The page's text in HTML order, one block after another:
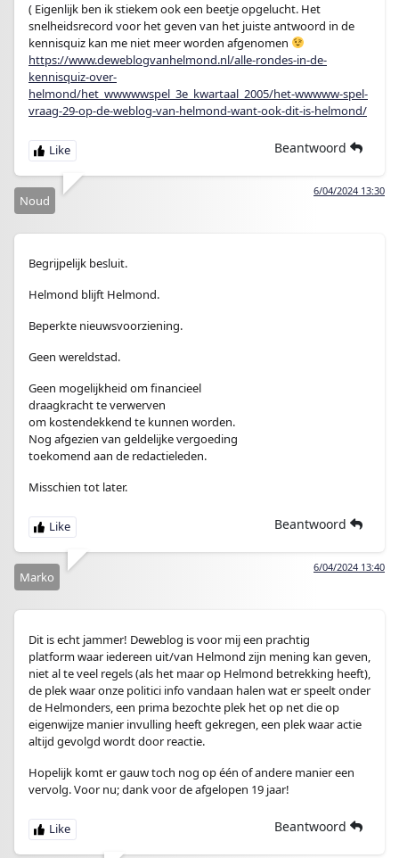
( Eigenlijk ben ik stiekem ook een beetje opgelucht. Het
snelheidsrecord voor het geven van het juiste antwoord in de
kennisquiz kan me niet meer worden afgenomen
https://www.deweblogvanhelmond.nl/alle-rondes-in-de-
kennisquiz-over-
helmond/het_wwwwwspel_3e_kwartaal_2005/het-wwwww-spel-
vraag-29-op-de-weblog-van-helmond-want-ook-dit-is-helmond/
Beantwoord
6/04/2024 13:30
Noud
Begrijpelijk besluit.
Helmond blijft Helmond.
Beperkte nieuwsvoorziening.
Geen wereldstad.
Geen mogelijkheid om financieel
draagkracht te verwerven
om kostendekkend te kunnen worden.
Nog afgezien van geldelijke vergoeding
toekomend aan de redactieleden.
Misschien tot later.
Beantwoord
6/04/2024 13:40
Marko
Dit is echt jammer! Deweblog is voor mij een prachtig
platform waar iedereen uit/van Helmond zijn mening kan geven,
niet al te veel regels (als het maar op Helmond betrekking heeft),
de plek waar onze politici info vandaan halen wat er speelt onder
de Helmonders, een prima bezochte plek het op net die op
eigenwijze manier invulling heeft gekregen, een plek waar actie
altijd gevolgd wordt door reactie.
Hopelijk komt er gauw toch nog op één of andere manier een
vervolg. Voor nu; dank voor de afgelopen 19 jaar!
Beantwoord